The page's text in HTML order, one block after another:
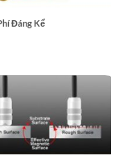
Đáng Kể